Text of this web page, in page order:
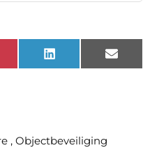
LinkedIn
, Objectbeveiliging